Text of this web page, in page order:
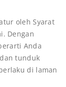
oleh Syarat
Dengan
Anda
tunduk
di laman